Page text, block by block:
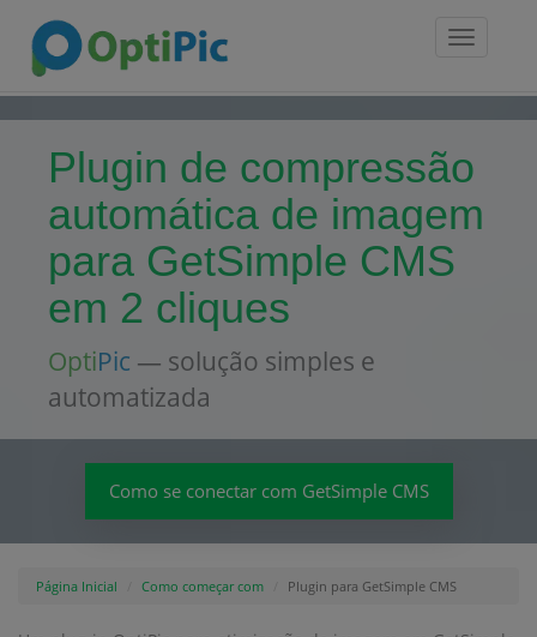
Toggle
Plugin de compressão
automática de imagem
para GetSimple CMS
em 2 cliques
OptiPic — solução simples e
automatizada
Como se conectar com GetSimple CMS
Página Inicial Como começar com Plugin para GetSimple CMS